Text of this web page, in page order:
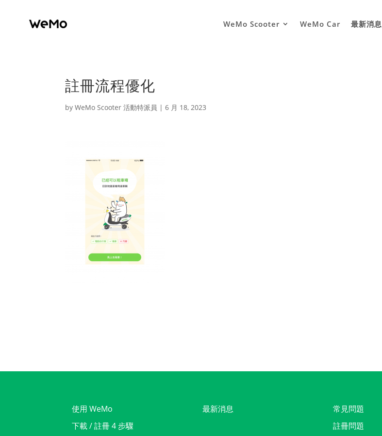
WeMo Scooter WeMo Car 最新消息
註冊流程優化
byWeMo Scooter 活動特派員 |6 月 18, 2023
使用 WeMo
下載 / 註冊 4 步驟
最新消息
常見問題
註冊問題